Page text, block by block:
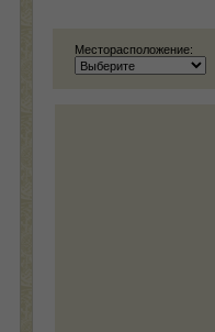
Месторасположение: